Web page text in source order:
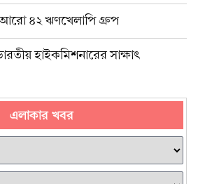
আরো ৪২ ঋণখেলাপি গ্রুপ
হাইকমিশনারের সাক্ষাৎ
এলাকার খবর